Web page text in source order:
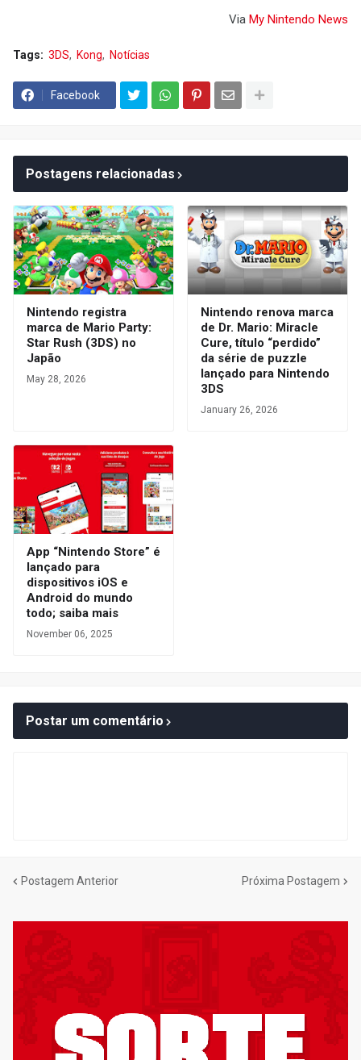
Via My Nintendo News
Tags: 3DS Kong Notícias
Facebook
Postagens relacionadas
Nintendo registra
marca de Mario Party:
Star Rush (3DS) no
Japão
May 28, 2026
Nintendo renova marca
de Dr. Mario: Miracle
Cure, título “perdido”
da série de puzzle
lançado para Nintendo
3DS
January 26, 2026
App “Nintendo Store” é
lançado para
dispositivos iOS e
Android do mundo
todo; saiba mais
November 06, 2025
Postar um comentário
Postagem Anterior Próxima Postagem